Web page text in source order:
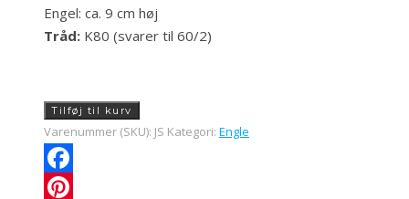
Engel: ca. 9 cm høj
Tråd: K80 (svarer til 60/2)
Jakobsstige
antal
Tilføj til kurv
Varenummer (SKU): JS Kategori: Engle
Facebook